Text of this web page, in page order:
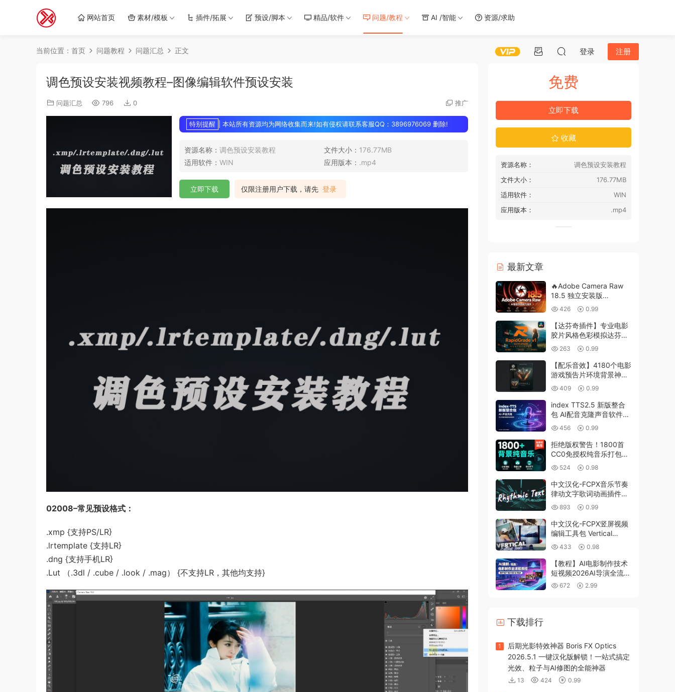
网站首页 素材/模板 插件/拓展 预设/脚本 精品/软件 问题/教程 AI /智能 资源/求助
登录 注册
当前位置： 首页 问题教程 问题汇总 正文
调色预设安装视频教程–图像编辑软件预设安装
问题汇总 796 0 推广
特别提醒 | 本站所有资源均为网络收集而来!如有侵权请联系客服QQ：3896976069 删除!
资源名称： 调色预设安装教程 文件大小： 176.77MB
适用软件： WIN 应用版本： .mp4
仅限注册用户下载，请先 登录
立即下载
02008–常见预设格式：
.xmp {支持PS/LR}
.lrtemplate {支持LR}
.dng {支持手机LR}
.Lut （.3dl / .cube / .look / .mag） {不支持LR，其他均支持}
免费
立即下载
收藏
资源名称：
调色预设安装教程
文件大小：
176.77MB
适用软件：
WIN
应用版本：
.mp4
最新文章
🔥Adobe Camera Raw
18.5 独立安装版
Win/Mac｜景观选择｜干
扰人物移除，赠送 DNG
照片转换工具
426 0.99
【达芬奇插件】专业电影
胶片风格色彩模拟达芬奇
调色插件 RapidGrade
v1.7.0 Win汉化版
263 0.99
【配乐音效】4180个电影
游戏预告片环境背景神秘
紧张节奏氛围配乐音效
Keepforest –
WILDHUNT: Savage
Ritual Tension
409 0.99
index TTS2.5 新版整合
包 AI配音克隆声音软件
影视文本转语音 win
456 0.99
拒绝版权警告！1800首
CC0免授权纯音乐打包带
走，短视频自媒体必备神
器！
524 0.98
中文汉化-FCPX音乐节奏
律动文字歌词动画插件
Rhythmic Text
893 0.99
中文汉化-FCPX竖屏视频
编辑工具包 Vertical
Editing Tools
433 0.98
【教程】AI电影制作技术
短视频2026AI导演全流程
教程ai电影+ai漫剧+ai运
672 2.99
下载排行
1
后期光影特效神器 Boris FX Optics
2026.5.1 一键汉化版解锁！一站式搞定
光效、粒子与AI修图的全能神器
13 424 0.99